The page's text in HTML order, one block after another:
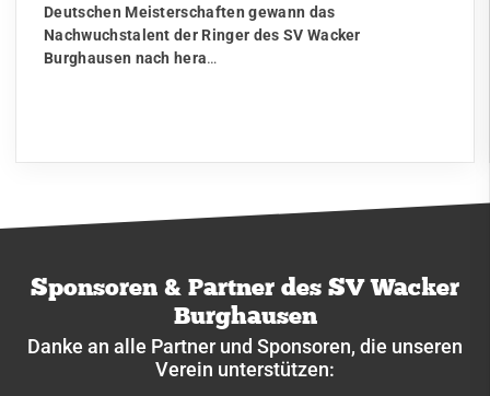
Deutschen Meisterschaften gewann das
Nachwuchstalent der Ringer des SV Wacker
Burghausen nach hera…
Sponsoren & Partner des SV Wacker
Burghausen
Danke an alle Partner und Sponsoren, die unseren
Verein unterstützen: